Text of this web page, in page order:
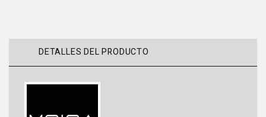
DETALLES DEL PRODUCTO